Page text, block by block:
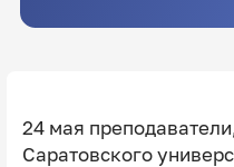
24 мая
Саратовского